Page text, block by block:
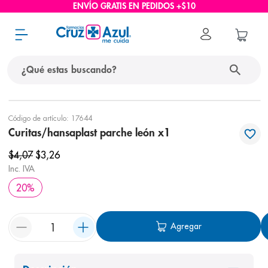
ENVÍO GRATIS EN PEDIDOS +$10
Código de artículo: 17644
Curitas/hansaplast parche león x1
$4,07 $3,26
Inc. IVA
20%
Agregar
términos más buscados
1. protector solar
2. pañales
3.
4. cerave
6. bioderma